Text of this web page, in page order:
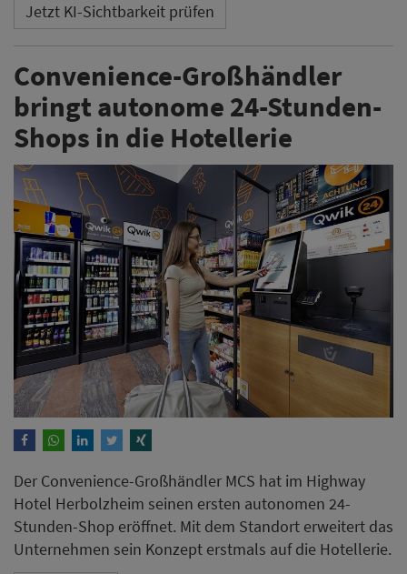
Jetzt KI-Sichtbarkeit prüfen
Convenience-Großhändler
bringt autonome 24-Stunden-
Shops in die Hotellerie
Der Convenience-Großhändler MCS hat im Highway
Hotel Herbolzheim seinen ersten autonomen 24-
Stunden-Shop eröffnet. Mit dem Standort erweitert das
Unternehmen sein Konzept erstmals auf die Hotellerie.